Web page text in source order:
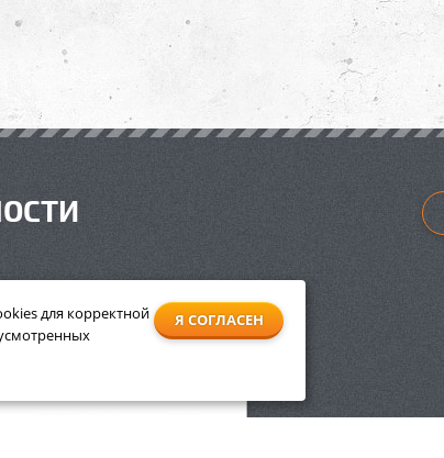
очки Stihl Contrast
для корректной
Я СОГЛАСЕН